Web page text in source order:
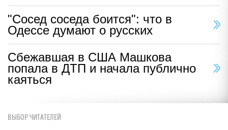
"Сосед соседа боится": что в
Одессе думают о русских
Сбежавшая в США Машкова
попала в ДТП и начала публично
каяться
ВЫБОР ЧИТАТЕЛЕЙ